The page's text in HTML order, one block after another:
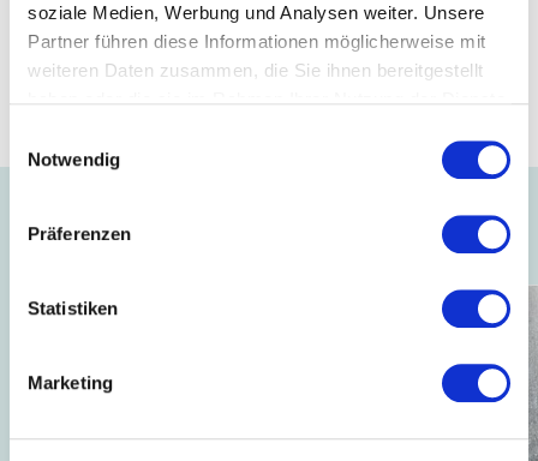
soziale Medien, Werbung und Analysen weiter. Unsere
Partner führen diese Informationen möglicherweise mit
weiteren Daten zusammen, die Sie ihnen bereitgestellt
Notwendig
Präferenzen
Statistiken
Marketing
Mitglied
Auch interessant ...